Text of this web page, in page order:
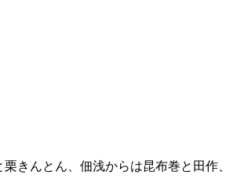
きんとん、佃浅からは昆布巻と田作、